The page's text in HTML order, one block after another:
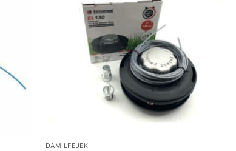
DAMILFEJEK